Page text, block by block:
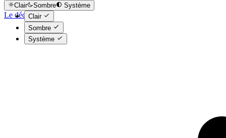
Clair Sombre
Système
Clair
Sombre
Système
Le déclic